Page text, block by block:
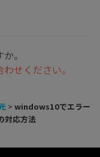
。
せください。
> windows10でエラー
対応方法